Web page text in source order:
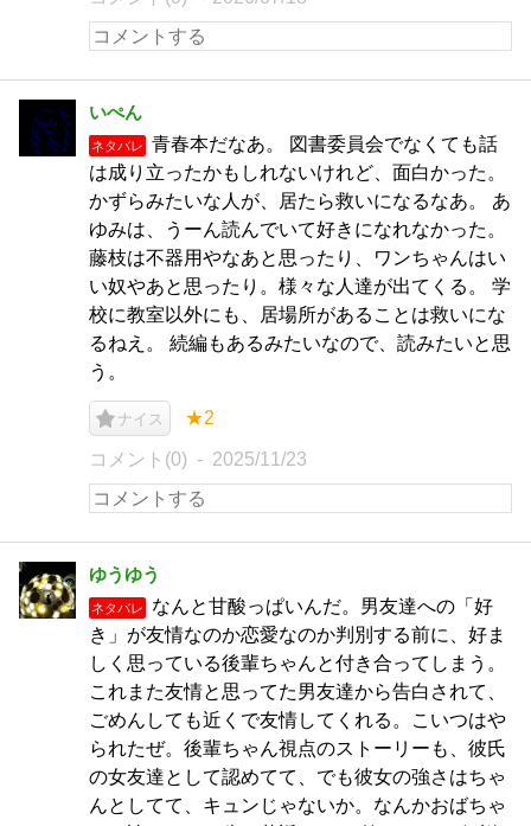
いぺん
ネタバレ
青春本だなあ。 図書委員会でなくても話
は成り立ったかもしれないけれど、面白かった。
かずらみたいな人が、居たら救いになるなあ。 あ
ゆみは、うーん読んでいて好きになれなかった。
藤枝は不器用やなあと思ったり、ワンちゃんはい
い奴やあと思ったり。様々な人達が出てくる。 学
校に教室以外にも、居場所があることは救いにな
るねえ。 続編もあるみたいなので、読みたいと思
う。
ナイス ★2
コメント(0) 2025/11/23
ゆうゆう
ネタバレ
なんと甘酸っぱいんだ。男友達への「好
き」が友情なのか恋愛なのか判別する前に、好ま
しく思っている後輩ちゃんと付き合ってしまう。
これまた友情と思ってた男友達から告白されて、
ごめんしても近くで友情してくれる。こいつはや
られたぜ。後輩ちゃん視点のストーリーも、彼氏
の女友達として認めてて、でも彼女の強さはちゃ
んとしてて、キュンじゃないか。なんかおばちゃ